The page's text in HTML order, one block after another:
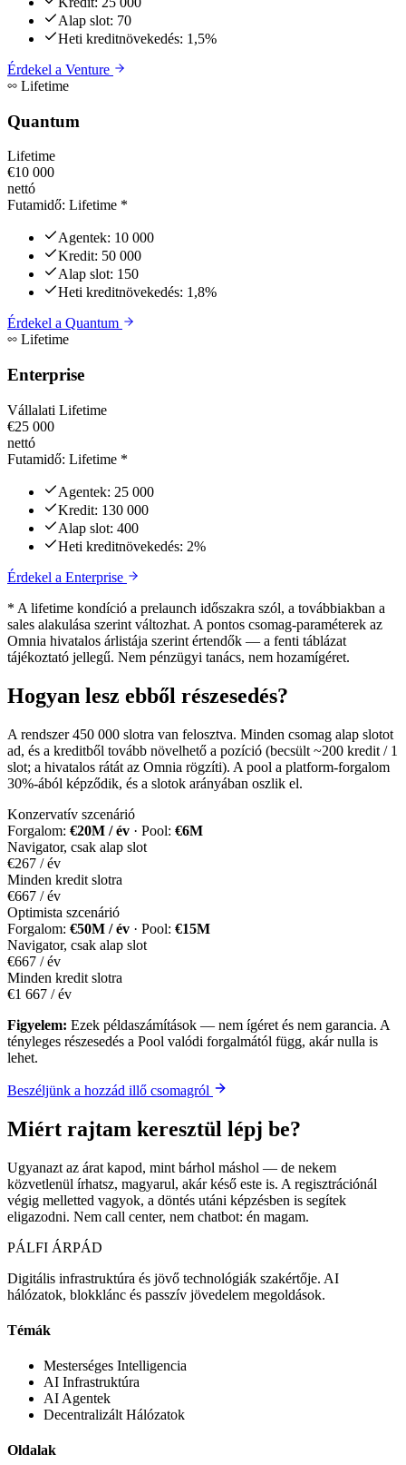
Alap slot: 70
Heti kreditnövekedés: 1,5%
Érdekel a Venture
Lifetime
Quantum
Lifetime
€10 000
nettó
Futamidő: Lifetime *
Agentek: 10 000
Kredit: 50 000
Alap slot: 150
Heti kreditnövekedés: 1,8%
Érdekel a Quantum
Lifetime
Enterprise
Vállalati Lifetime
€25 000
nettó
Futamidő: Lifetime *
Agentek: 25 000
Kredit: 130 000
Alap slot: 400
Heti kreditnövekedés: 2%
Érdekel a Enterprise
* A lifetime kondíció a prelaunch időszakra szól, a továbbiakban a
sales alakulása szerint változhat. A pontos csomag-paraméterek az
Omnia hivatalos árlistája szerint értendők — a fenti táblázat
tájékoztató jellegű. Nem pénzügyi tanács, nem hozamígéret.
Hogyan lesz ebből részesedés?
A rendszer 450 000 slotra van felosztva. Minden csomag alap slotot
ad, és a kreditből tovább növelhető a pozíció (becsült ~200 kredit / 1
slot; a hivatalos rátát az Omnia rögzíti). A pool a platform-forgalom
30%-ából képződik, és a slotok arányában oszlik el.
Konzervatív szcenárió
Forgalom: €20M / év · Pool: €6M
Navigator, csak alap slot
€267 / év
Minden kredit slotra
€667 / év
Optimista szcenárió
Forgalom: €50M / év · Pool: €15M
Navigator, csak alap slot
€667 / év
Minden kredit slotra
€1 667 / év
Figyelem: Ezek példaszámítások — nem ígéret és nem garancia. A
tényleges részesedés a Pool valódi forgalmától függ, akár nulla is
lehet.
Beszéljünk a hozzád illő csomagról
Miért rajtam keresztül lépj be?
Ugyanazt az árat kapod, mint bárhol máshol — de nekem
közvetlenül írhatsz, magyarul, akár késő este is. A regisztrációnál
végig melletted vagyok, a döntés utáni képzésben is segítek
eligazodni. Nem call center, nem chatbot: én magam.
PÁLFI ÁRPÁD
Digitális infrastruktúra és jövő technológiák szakértője. AI
hálózatok, blokklánc és passzív jövedelem megoldások.
Témák
Mesterséges Intelligencia
AI Infrastruktúra
AI Agentek
Decentralizált Hálózatok
Oldalak